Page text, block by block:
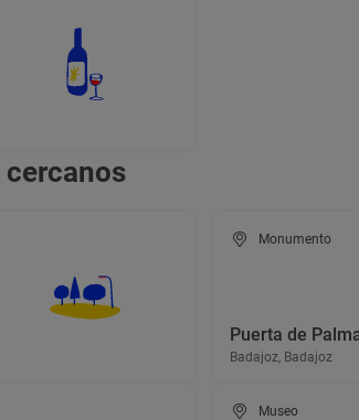
Monumento
Puerta de
Badajoz, Badajoz
Museo